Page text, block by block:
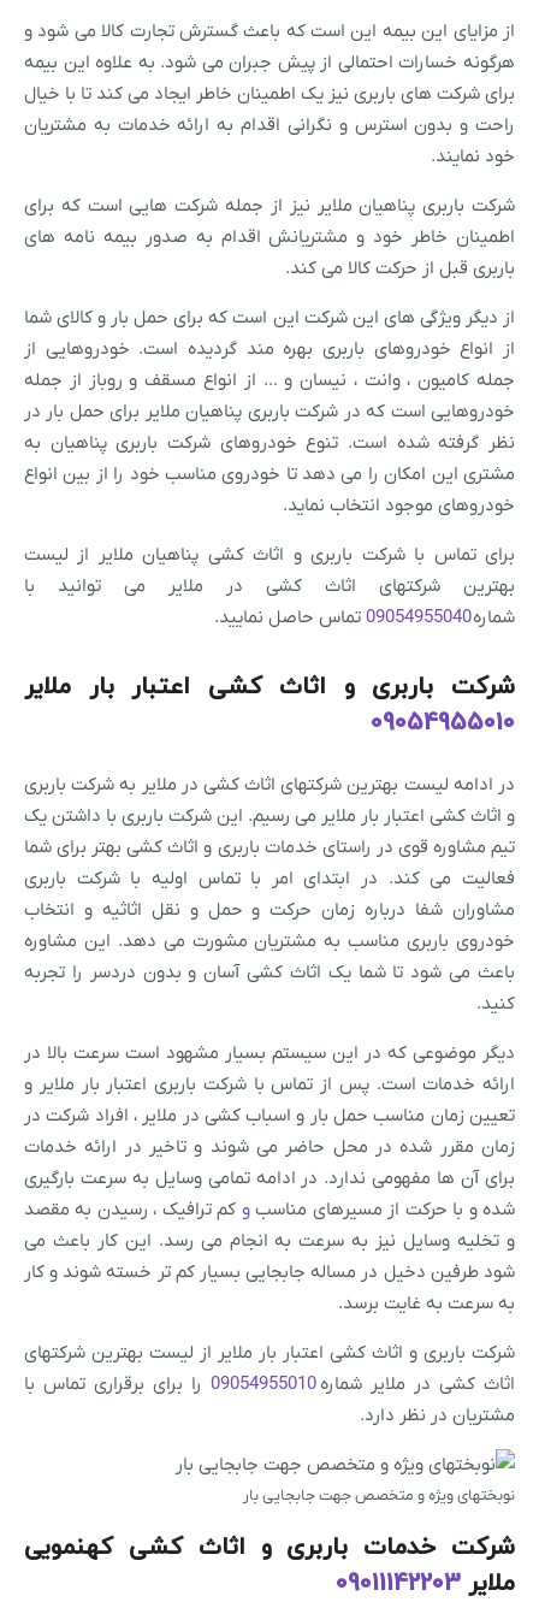
از مزایای این بیمه این است که باعث گسترش تجارت کالا می شود و
هرگونه خسارات احتمالی از پیش جبران می شود. به علاوه این بیمه
برای شرکت های باربری نیز یک اطمینان خاطر ایجاد می کند تا با خیال
راحت و بدون استرس و نگرانی اقدام به ارائه خدمات به مشتریان
خود نمایند.
شرکت باربری پناهیان ملایر نیز از جمله شرکت هایی است که برای
اطمینان خاطر خود و مشتریانش اقدام به صدور بیمه نامه های
باربری قبل از حرکت کالا می کند.
از دیگر ویژگی های این شرکت این است که برای حمل بار و کالای شما
از انواع خودروهای باربری بهره مند گردیده است. خودروهایی از
جمله کامیون ، وانت ، نیسان و … از انواع مسقف و روباز از جمله
خودروهایی است که در شرکت باربری پناهیان ملایر برای حمل بار در
نظر گرفته شده است. تنوع خودروهای شرکت باربری پناهیان به
مشتری این امکان را می دهد تا خودروی مناسب خود را از بین انواع
خودروهای موجود انتخاب نماید.
برای تماس با شرکت باربری و اثاث کشی پناهیان ملایر از لیست
بهترین شرکتهای اثاث کشی در ملایر می توانید با
شماره09054955040 تماس حاصل نمایید.
شرکت باربری و اثاث کشی اعتبار بار ملایر
09054955010
در ادامه لیست بهترین شرکتهای اثاث کشی در ملایر به شرکت باربری
و اثاث کشی اعتبار بار ملایر می رسیم. این شرکت باربری با داشتن یک
تیم مشاوره قوی در راستای خدمات باربری و اثاث کشی بهتر برای شما
فعالیت می کند. در ابتدای امر با تماس اولیه با شرکت باربری
مشاوران شفا درباره زمان حرکت و حمل و نقل اثاثیه و انتخاب
خودروی باربری مناسب به مشتریان مشورت می دهد. این مشاوره
باعث می شود تا شما یک اثاث کشی آسان و بدون دردسر را تجربه
کنید.
دیگر موضوعی که در این سیستم بسیار مشهود است سرعت بالا در
ارائه خدمات است. پس از تماس با شرکت باربری اعتبار بار ملایر و
تعیین زمان مناسب حمل بار و اسباب کشی در ملایر ، افراد شرکت در
زمان مقرر شده در محل حاضر می شوند و تاخیر در ارائه خدمات
برای آن ها مفهومی ندارد. در ادامه تمامی وسایل به سرعت بارگیری
شده و با حرکت از مسیرهای مناسبو کم ترافیک ، رسیدن به مقصد
و تخلیه وسایل نیز به سرعت به انجام می رسد. این کار باعث می
شود طرفین دخیل در مساله جابجایی بسیار کم تر خسته شوند و کار
به سرعت به غایت برسد.
شرکت باربری و اثاث کشی اعتبار بار ملایر از لیست بهترین شرکتهای
اثاث کشی در ملایر شماره09054955010 را برای برقراری تماس با
مشتریان در نظر دارد.
نوبختهای ویژه و متخصص جهت جابجایی بار
شرکت خدمات باربری و اثاث کشی کهنمویی
ملایر 09011142203